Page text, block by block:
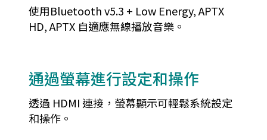
使用Bluetooth v5.3 + Low Energy, APTX
HD, APTX 自適應無線播放音樂。
通過螢幕進行設定和操作
透過 HDMI 連接，螢幕顯示可輕鬆系統設定
和操作。